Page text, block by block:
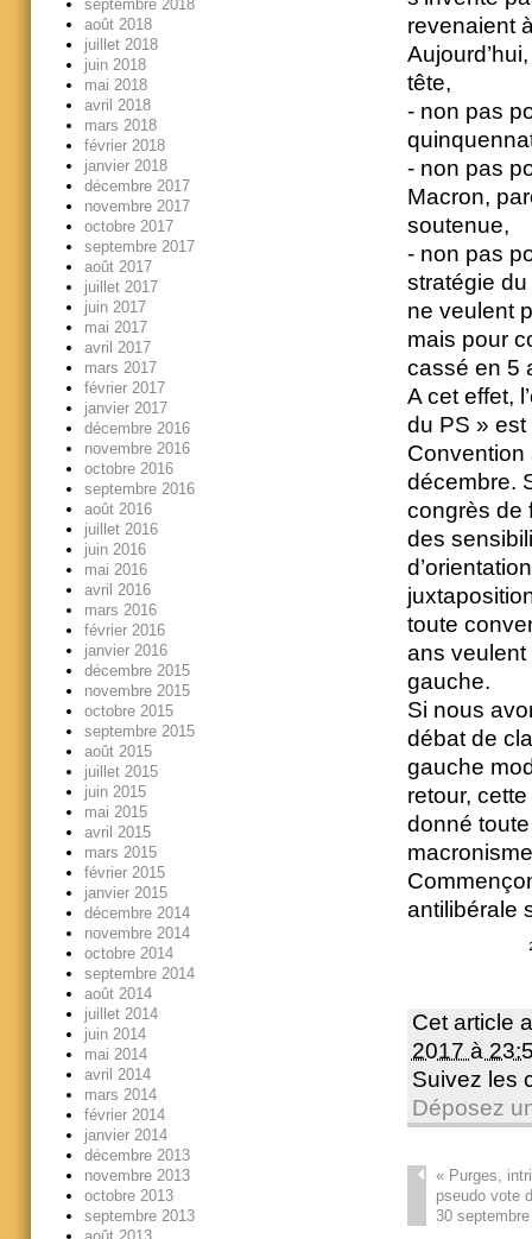
revenaient
tête,
- non pas
- non pas
Macron,
soutenue,
- non pas
stratégie
ne veulent
mais pour
cassé en 5
A cet effet,
du PS » est
Convention
décembre.
congrès de
des
toute
ans veulent
gauche.
Si nous
débat de
gauche
retour,
donné
antilibérale
Cet article
2017 à
Suivez les
Déposez
«Purges,
pseudo vote
30
septembre 2018
août 2018
juillet 2018
juin 2018
mai 2018
avril 2018
mars 2018
février 2018
janvier 2018
décembre 2017
novembre 2017
octobre 2017
septembre 2017
août 2017
juillet 2017
juin 2017
mai 2017
avril 2017
mars 2017
février 2017
janvier 2017
décembre 2016
novembre 2016
octobre 2016
septembre 2016
août 2016
juillet 2016
juin 2016
mai 2016
avril 2016
mars 2016
février 2016
janvier 2016
décembre 2015
novembre 2015
octobre 2015
septembre 2015
août 2015
juillet 2015
juin 2015
mai 2015
avril 2015
mars 2015
février 2015
janvier 2015
décembre 2014
novembre 2014
octobre 2014
septembre 2014
août 2014
juillet 2014
juin 2014
mai 2014
avril 2014
mars 2014
février 2014
janvier 2014
décembre 2013
novembre 2013
octobre 2013
septembre 2013